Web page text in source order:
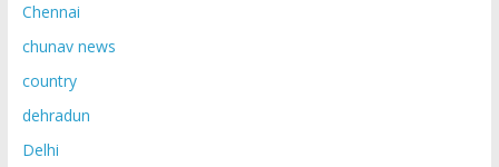
Chennai
chunav news
country
dehradun
Delhi